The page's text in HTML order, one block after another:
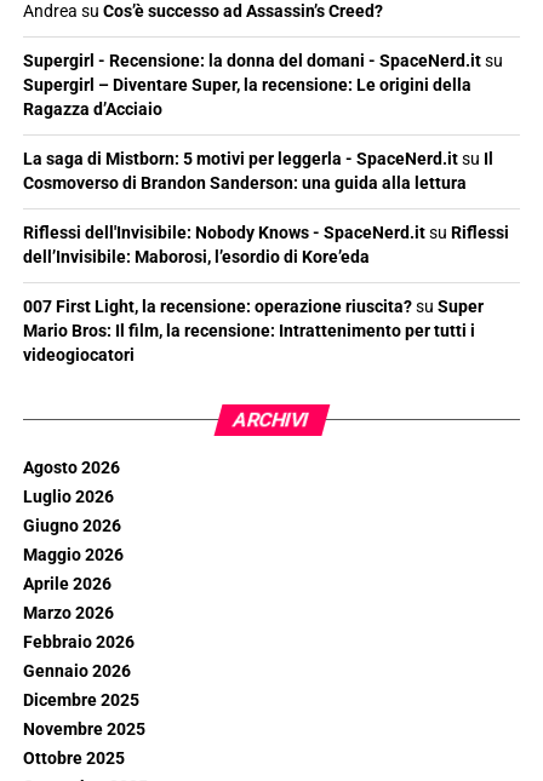
Andrea su Cos’è successo ad Assassin’s Creed?
Supergirl - Recensione: la donna del domani - SpaceNerd.itsu
Supergirl – Diventare Super, la recensione: Le origini della
Ragazza d’Acciaio
La saga di Mistborn: 5 motivi per leggerla - SpaceNerd.itsu Il
Cosmoverso di Brandon Sanderson: una guida alla lettura
Riflessi dell'Invisibile: Nobody Knows - SpaceNerd.itsu Riflessi
dell’Invisibile: Maborosi, l’esordio di Kore’eda
007 First Light, la recensione: operazione riuscita?su Super
Mario Bros: Il film, la recensione: Intrattenimento per tutti i
videogiocatori
ARCHIVI
Agosto 2026
Luglio 2026
Giugno 2026
Maggio 2026
Aprile 2026
Marzo 2026
Febbraio 2026
Gennaio 2026
Dicembre 2025
Novembre 2025
Ottobre 2025